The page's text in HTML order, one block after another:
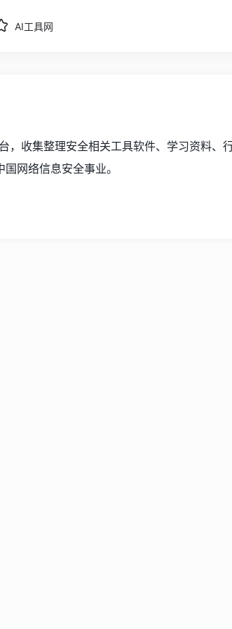
AI工具网
收集整理安全相关工具软件、学习资料、
网络信息安全事业。